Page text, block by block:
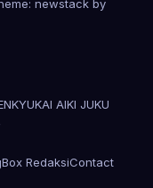
newstack by
AIKI JUKU
Box RedaksiContact